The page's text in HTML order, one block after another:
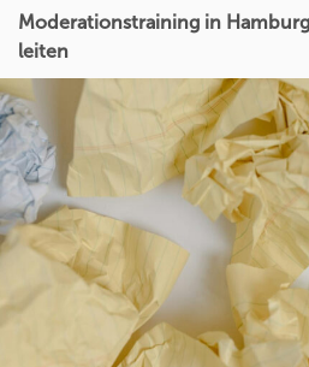
Moderationstraining in
leiten